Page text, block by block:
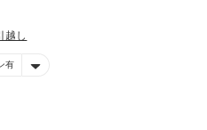
越し
有